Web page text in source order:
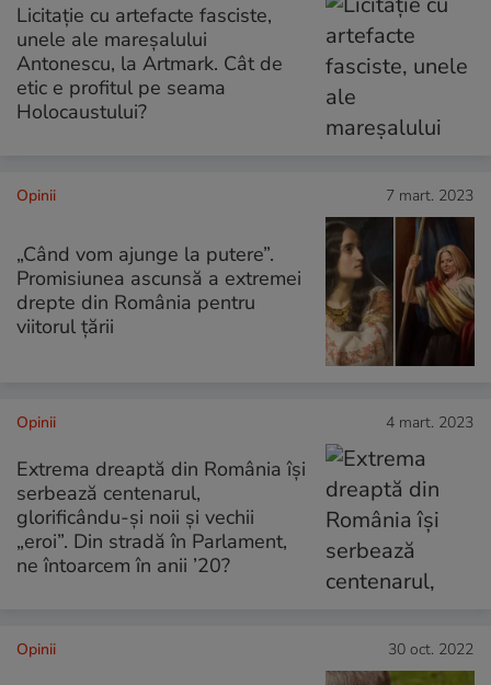
Licitație cu artefacte fasciste,
unele ale mareșalului
Antonescu, la Artmark. Cât de
etic e profitul pe seama
Holocaustului?
Opinii 7 mart. 2023
„Când vom ajunge la putere”.
Promisiunea ascunsă a extremei
drepte din România pentru
viitorul țării
Opinii 4 mart. 2023
Extrema dreaptă din România își
serbează centenarul,
glorificându-și noii și vechii
„eroi”. Din stradă în Parlament,
ne întoarcem în anii ’20?
Opinii 30 oct. 2022